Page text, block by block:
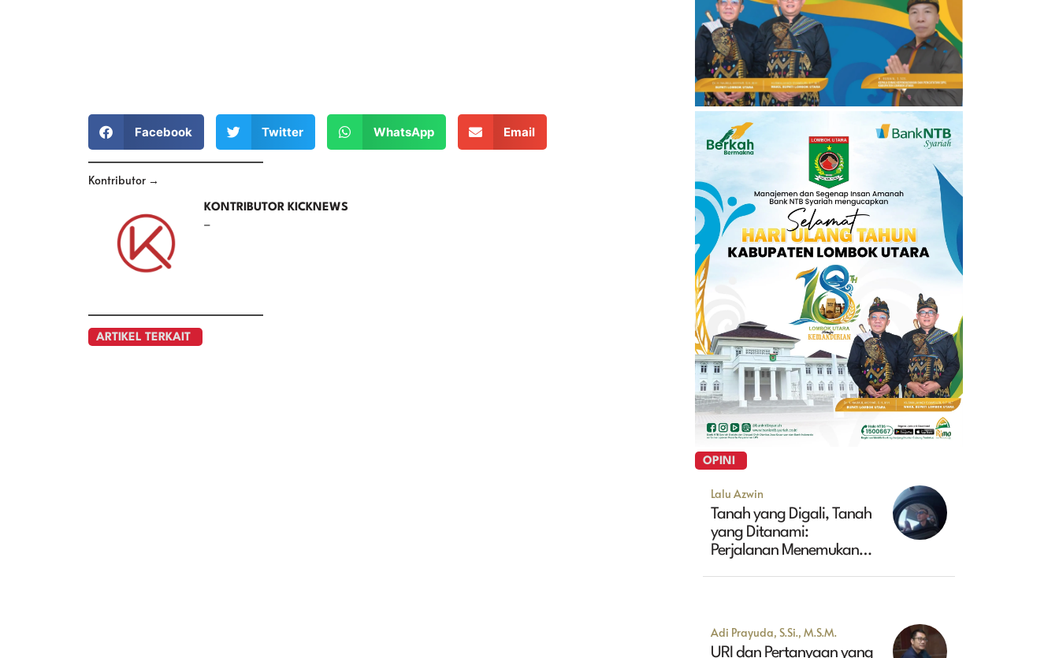
Facebook Twitter WhatsApp Email
Kontributor →
KONTRIBUTOR KICKNEWS
–
ARTIKEL TERKAIT
OPINI
Lalu Azwin
Tanah yang Digali, Tanah
yang Ditanami:
Perjalanan Menemukan
Adi Prayuda, S.Si., M.S.M.
URI dan Pertanyaan yang